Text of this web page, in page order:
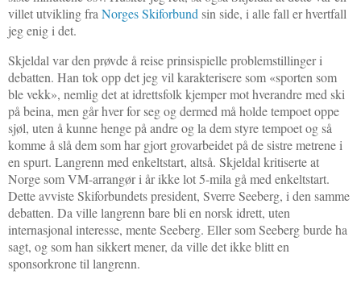
villet utvikling fra Norges Skiforbund sin side, i alle fall er hvertfall
jeg enig i det.
Skjeldal var den prøvde å reise prinsispielle problemstillinger i
debatten. Han tok opp det jeg vil karakterisere som «sporten som
ble vekk», nemlig det at idrettsfolk kjemper mot hverandre med ski
på beina, men går hver for seg og dermed må holde tempoet oppe
sjøl, uten å kunne henge på andre og la dem styre tempoet og så
komme å slå dem som har gjort grovarbeidet på de sistre metrene i
en spurt. Langrenn med enkeltstart, altså. Skjeldal kritiserte at
Norge som VM-arrangør i år ikke lot 5-mila gå med enkeltstart.
Dette avviste Skiforbundets president, Sverre Seeberg, i den samme
debatten. Da ville langrenn bare bli en norsk idrett, uten
internasjonal interesse, mente Seeberg. Eller som Seeberg burde ha
sagt, og som han sikkert mener, da ville det ikke blitt en
sponsorkrone til langrenn.